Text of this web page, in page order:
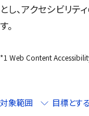
とし、アクセシビリ
す。
*1 Web Content
対象範囲 目標とす